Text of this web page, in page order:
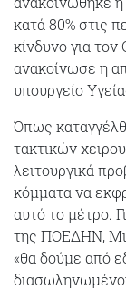
κατά 80% στις
κίνδυνο για τον
ανακοίνωσε η
υπουργείο
Όπως
τακτικών
λειτουργικά
κόμματα να
αυτό το μέτρο.
της ΠΟΕΔΗΝ,
«θα δούμε από